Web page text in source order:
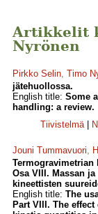
Artikkelit
Nyrönen
Pirkko Selin, Timo
jätehuollossa.
English title: Some
handling: a review.
Tiivistelmä|
Jouni Tummavuori,
Osa VIII. Massan
kineettisten
English title: The
Part VIII. The